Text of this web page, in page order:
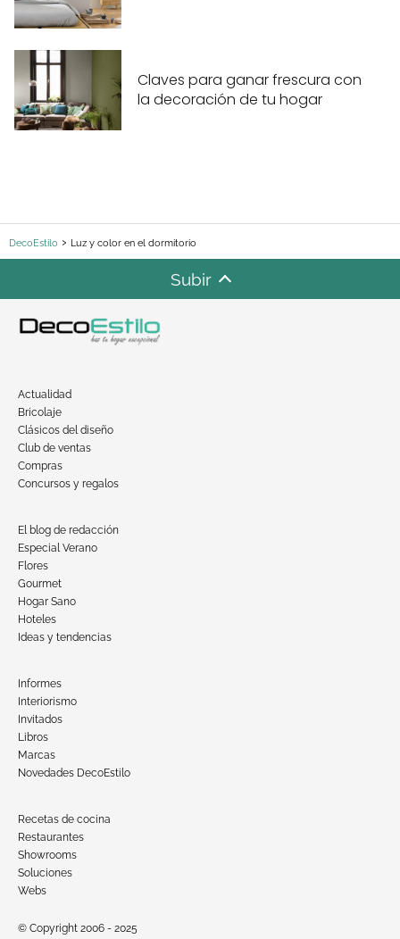
Claves para ganar frescura con
la decoración de tu hogar
DecoEstilo Luz y color en el dormitorio
Subir
Actualidad
Bricolaje
Clásicos del diseño
Club de ventas
Compras
Concursos y regalos
El blog de redacción
Especial Verano
Flores
Gourmet
Hogar Sano
Hoteles
Ideas y tendencias
Informes
Interiorismo
Invitados
Libros
Marcas
Novedades DecoEstilo
Recetas de cocina
Restaurantes
Showrooms
Soluciones
Webs
© Copyright 2006 - 2025